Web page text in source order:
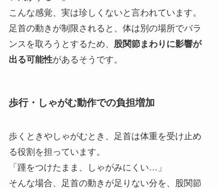
こんな感覚、実は珍しくないと言われています。
足首の動きが制限されると、体は別の場所でバラ
ンスを取ろうとするため、
股関節まわりに影響が
出る可能性があるそうです。
歩行・しゃがむ動作での負担増加
歩くときやしゃがむとき、足首は体重を受け止め
る役割を担っています。
「踵をつけたまま、しゃがみにくい…」
そんな場合、足首の動きが足りない分を、股関節